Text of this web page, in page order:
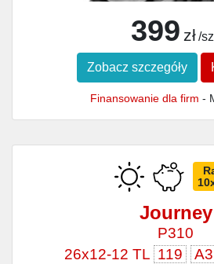
399 zł /
Zobacz szczegóły
Finansowanie dla firm -
Journey
P310
26x12-12 TL 119 A3